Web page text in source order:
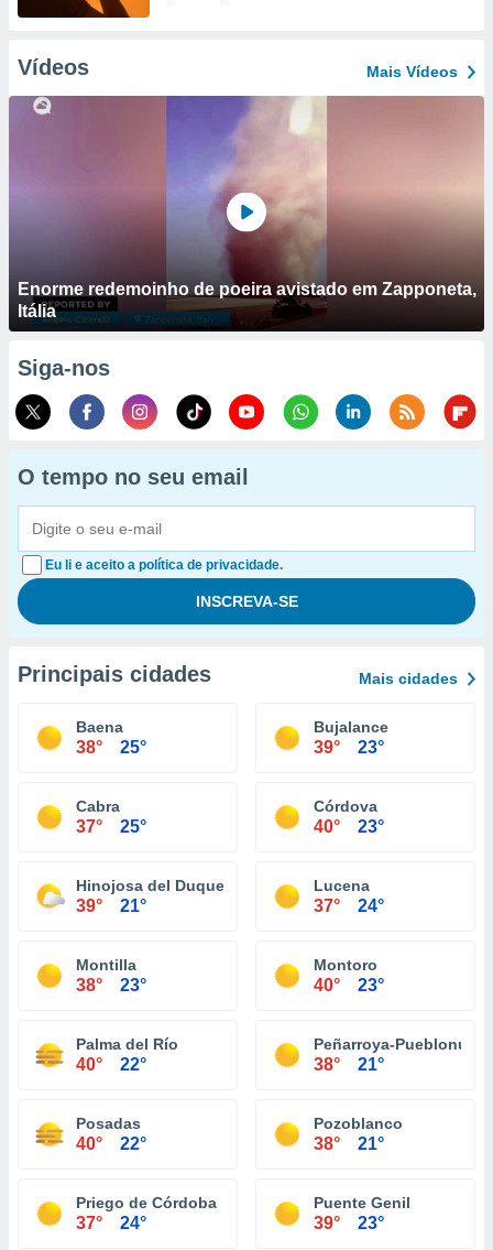
Vídeos Mais Vídeos
Enorme redemoinho de poeira avistado em Zapponeta,
Itália
Siga-nos
O tempo no seu email
Eu li e aceito a política de privacidade.
Principais cidades Mais cidades
Baena
38° 25°
Bujalance
39° 23°
Cabra
37° 25°
Córdova
40° 23°
Hinojosa del Duque
39° 21°
Lucena
37° 24°
Montilla
38° 23°
Montoro
40° 23°
Palma del Río
40° 22°
Peñarroya-
38° 21°
Posadas
40° 22°
Pozoblanco
38° 21°
Priego de Córdoba
37° 24°
Puente Genil
39° 23°